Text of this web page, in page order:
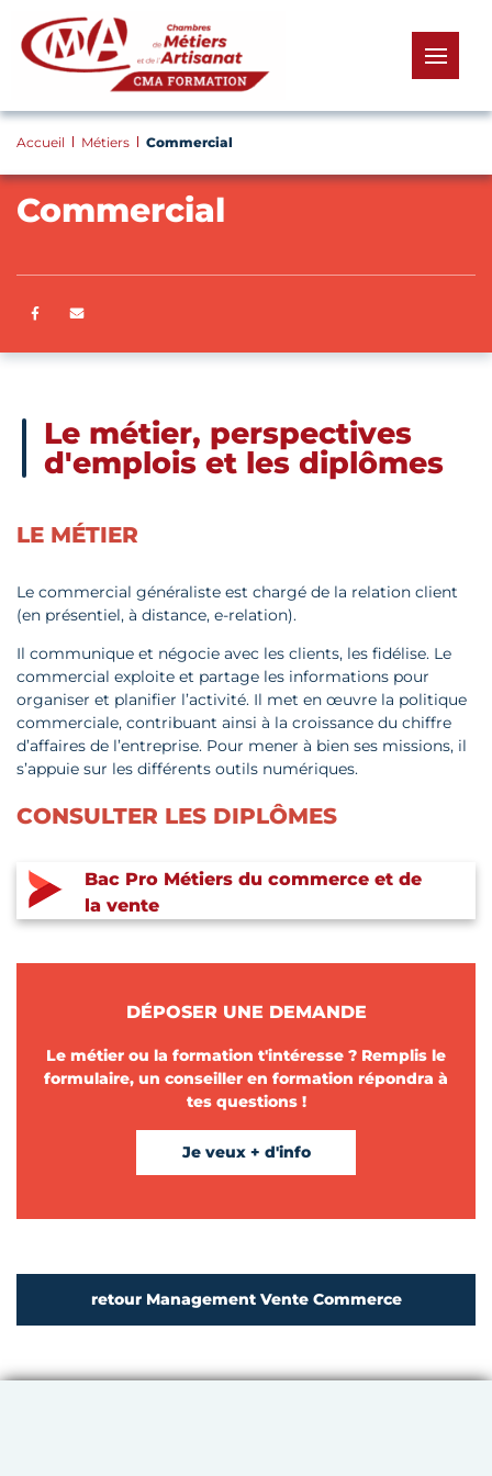
menu
Accueil Métiers Commercial
Commercial
Partager sur Facebook
Le métier, perspectives
d'emplois et les diplômes
LE MÉTIER
Le commercial généraliste est chargé de la relation client
(en présentiel, à distance, e-relation).
Il communique et négocie avec les clients, les fidélise. Le
commercial exploite et partage les informations pour
organiser et planifier l’activité. Il met en œuvre la politique
commerciale, contribuant ainsi à la croissance du chiffre
d’affaires de l’entreprise. Pour mener à bien ses missions, il
s’appuie sur les différents outils numériques.
CONSULTER LES DIPLÔMES
Bac Pro Métiers du commerce et de
la vente
DÉPOSER UNE DEMANDE
Le métier ou la formation t'intéresse ? Remplis le
formulaire, un conseiller en formation répondra à
tes questions !
Je veux + d'info
retour Management Vente Commerce